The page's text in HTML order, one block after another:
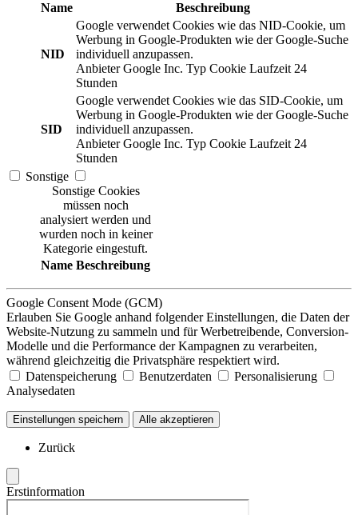
Name
Beschreibung
NID
Google verwendet Cookies wie das NID-Cookie, um
Werbung in Google-Produkten wie der Google-Suche
individuell anzupassen.
Anbieter Google Inc. Typ Cookie Laufzeit 24
Stunden
SID
Google verwendet Cookies wie das SID-Cookie, um
Werbung in Google-Produkten wie der Google-Suche
individuell anzupassen.
Anbieter Google Inc. Typ Cookie Laufzeit 24
Stunden
Sonstige
Sonstige Cookies
müssen noch
analysiert werden und
wurden noch in keiner
Kategorie eingestuft.
Name Beschreibung
Google Consent Mode (GCM)
Erlauben Sie Google anhand folgender Einstellungen, die Daten der
Website-Nutzung zu sammeln und für Werbetreibende, Conversion-
Modelle und die Performance der Kampagnen zu verarbeiten,
während gleichzeitig die Privatsphäre respektiert wird.
Datenspeicherung
Benutzerdaten
Personalisierung
Analysedaten
Einstellungen speichern Alle akzeptieren
Zurück
Erstinformation